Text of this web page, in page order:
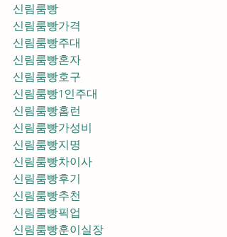
신림룸빵
신림룸빵가격
신림룸빵주대
신림룸빵혼자
신림룸빵호구
신림룸빵1인주대
신림룸빵홈런
신림룸빵가성비
신림룸빵지명
신림룸빵차이사
신림룸빵후기
신림룸빵추천
신림룸빵훈이실장